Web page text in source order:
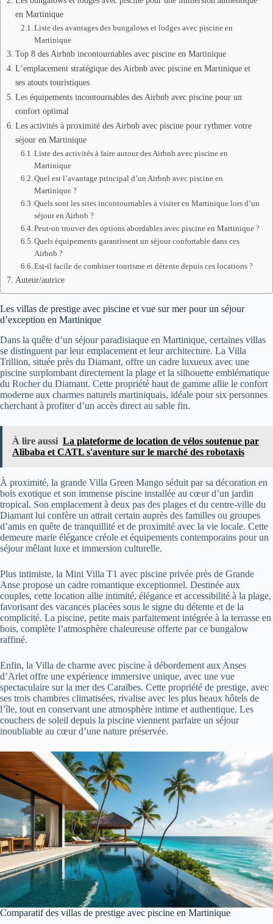
en Martinique
Liste des avantages des bungalows et lodges avec piscine en
Martinique
Top 8 des Airbnb incontournables avec piscine en Martinique
L’emplacement stratégique des Airbnb avec piscine en Martinique et
ses atouts touristiques
Les équipements incontournables des Airbnb avec piscine pour un
confort optimal
Les activités à proximité des Airbnb avec piscine pour rythmer votre
séjour en Martinique
Liste des activités à faire autour des Airbnb avec piscine en
Martinique
Quel est l’avantage principal d’un Airbnb avec piscine en
Martinique ?
Quels sont les sites incontournables à visiter en Martinique lors d’un
séjour en Airbnb ?
Peut-on trouver des options abordables avec piscine en Martinique ?
Quels équipements garantissent un séjour confortable dans ces
Airbnb ?
Est-il facile de combiner tourisme et détente depuis ces locations ?
Auteur/autrice
Les villas de prestige avec piscine et vue sur mer pour un séjour
d’exception en Martinique
Dans la quête d’un séjour paradisiaque en Martinique, certaines villas
se distinguent par leur emplacement et leur architecture. La Villa
Trillion, située près du Diamant, offre un cadre luxueux avec une
piscine surplombant directement la plage et la silhouette emblématique
du Rocher du Diamant. Cette propriété haut de gamme allie le confort
moderne aux charmes naturels martiniquais, idéale pour six personnes
cherchant à profiter d’un accès direct au sable fin.
À lire aussi La plateforme de location de vélos soutenue par
Alibaba et CATL s'aventure sur le marché des robotaxis
À proximité, la grande Villa Green Mango séduit par sa décoration en
bois exotique et son immense piscine installée au cœur d’un jardin
tropical. Son emplacement à deux pas des plages et du centre-ville du
Diamant lui confère un attrait certain auprès des familles ou groupes
d’amis en quête de tranquillité et de proximité avec la vie locale. Cette
demeure marie élégance créole et équipements contemporains pour un
séjour mêlant luxe et immersion culturelle.
Plus intimiste, la Mini Villa T1 avec piscine privée près de Grande
Anse propose un cadre romantique exceptionnel. Destinée aux
couples, cette location allie intimité, élégance et accessibilité à la plage,
favorisant des vacances placées sous le signe du détente et de la
complicité. La piscine, petite mais parfaitement intégrée à la terrasse en
bois, complète l’atmosphère chaleureuse offerte par ce bungalow
raffiné.
Enfin, la Villa de charme avec piscine à débordement aux Anses
d’Arlet offre une expérience immersive unique, avec une vue
spectaculaire sur la mer des Caraïbes. Cette propriété de prestige, avec
ses trois chambres climatisées, rivalise avec les plus beaux hôtels de
l’île, tout en conservant une atmosphère intime et authentique. Les
couchers de soleil depuis la piscine viennent parfaire un séjour
inoubliable au cœur d’une nature préservée.
Comparatif des villas de prestige avec piscine en Martinique